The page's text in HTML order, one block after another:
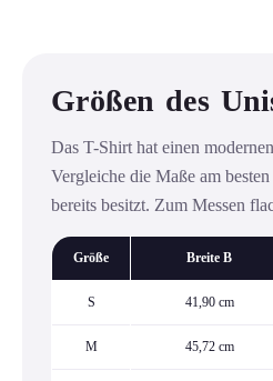
Größen des
Das T-Shirt hat einen
Vergleiche die Maße am
bereits besitzt. Zum Messen
Größe Breite B
S 41,90 cm
M 45,72 cm